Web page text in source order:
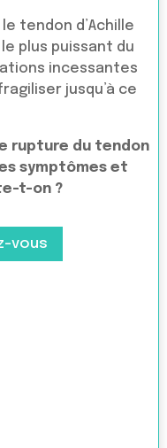
tendon d’Achille
plus puissant du
incessantes
jusqu’à ce
rupture du tendon
symptômes et
t-on ?
vous